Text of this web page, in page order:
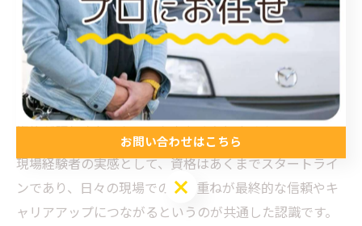
一方で、「資格取得後も現場経験を重ねてこそ本当の技
術力が身につく」といった意見も多く、資格と実務の両
立が重要であることが強調されています。例えば、電気
工事士2種だけでは対応できない現場で、第一種や電験の
資格が評価されるケースも少なくありません。
現場経験者の実感として、資格はあくまでスタートライ
ンであり、日々の現場での積み重ねが最終的な信頼やキ
ャリアアップにつながるというのが共通した認識です。
お問い合わせはこちら
お問い合わせはこちら